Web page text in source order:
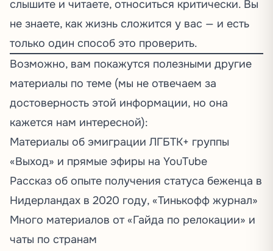
слышите и читаете, относиться критически. Вы
не знаете, как жизнь сложится у вас — и есть
только один способ это проверить.
Возможно, вам покажутся полезными другие
материалы по теме (мы не отвечаем за
достоверность этой информации, но она
кажется нам интересной):
Материалы об эмиграции ЛГБТК+ группы
«Выход» и прямые эфиры на YouTube
Рассказ об опыте получения статуса беженца в
Нидерландах в 2020 году, «Тинькофф журнал»
Много материалов от «Гайда по релокации» и
чаты по странам